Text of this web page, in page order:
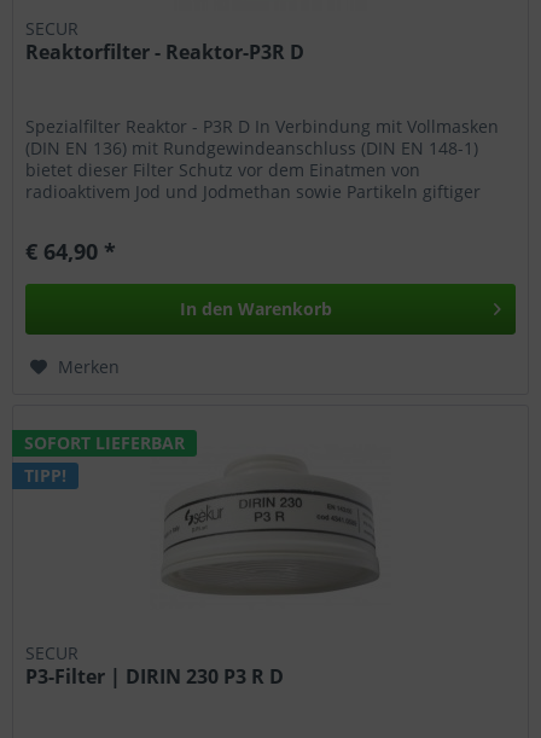
SECUR
Reaktorfilter - Reaktor-P3R D
Spezialfilter Reaktor - P3R D In Verbindung mit Vollmasken
(DIN EN 136) mit Rundgewindeanschluss (DIN EN 148-1)
bietet dieser Filter Schutz vor dem Einatmen von
radioaktivem Jod und Jodmethan sowie Partikeln giftiger
€ 64,90 *
In den Warenkorb
Merken
SOFORT LIEFERBAR
TIPP!
SECUR
P3-Filter | DIRIN 230 P3 R D